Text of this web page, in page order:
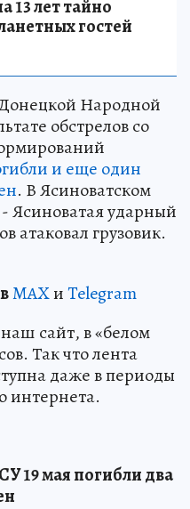
13 лет тайно
гостей
Народной
обстрелов со
и еще один
. В Ясиноватском
Ясиноватая ударный
атаковал грузовик.
MAXиTelegram
сайт, в «белом
Так что лента
даже в периоды
интернета.
19 мая погибли два